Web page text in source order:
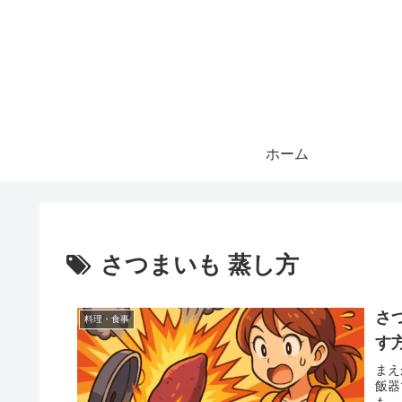
ホーム
さつまいも 蒸し方
料理・食事
さ
す
ま
飯